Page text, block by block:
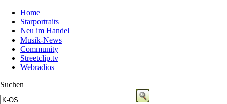
Home
Starportraits
Neu im Handel
Musik-News
Community
Streetclip.tv
Webradios
Suchen